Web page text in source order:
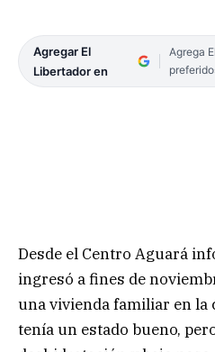
Agregar El
Libertador en
Agrega
Desde el Centro Aguará
ingresó a fines de
una vivienda familiar en la
tenía un estado bueno,